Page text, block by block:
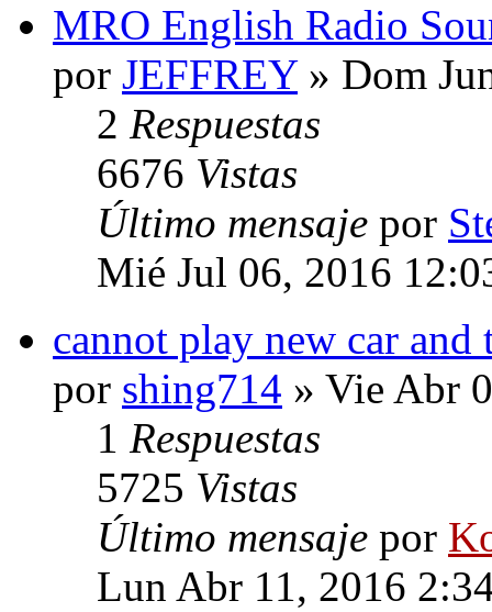
MRO English Radio
por JEFFREY» Dom
2 Respuestas
6676 Vistas
Último mensaje por
Mié Jul 06, 2016
cannot play new car
por shing714 » Vie Abr
1 Respuestas
5725 Vistas
Último mensaje por
Lun Abr 11, 2016